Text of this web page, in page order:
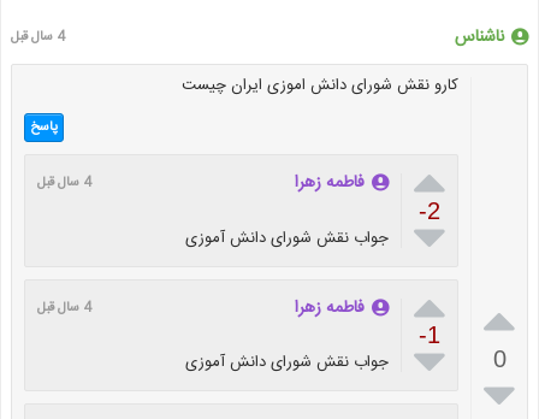
ناشناس 4 سال قبل

0

کارو نقش شورای دانش اموزی ایران چیست
پاسخ

-2

فاطمه زهرا 4 سال قبل
جواب نقش شورای دانش آموزی

-1

فاطمه زهرا 4 سال قبل
جواب نقش شورای دانش آموزی